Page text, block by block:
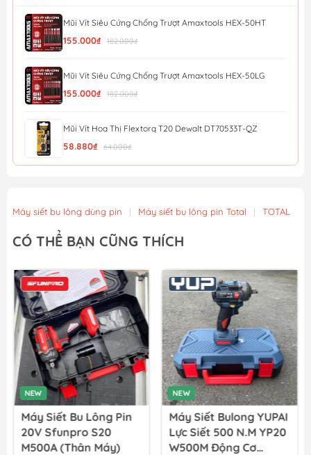
Mũi Vít Siêu Cứng Chống Trượt Amaxtools HEX-50HT
155.000₫ 182.000₫
Mũi Vít Siêu Cứng Chống Trượt Amaxtools HEX-50LG
155.000₫ 182.000₫
Mũi Vít Hoa Thị Flextorq T20 Dewalt DT70533T-QZ
58.880₫ 64.000₫
Mũi Vít Chống Trượt Amaxtools HEX-75CT
49.900₫
Mũi Vít Chống Trượt Amaxtools HEX-65CT
44.900₫
Máy siết bu lông dùng pin | Máy siết bu lông pin Total | TOTAL
CÓ THỂ BẠN CŨNG THÍCH
NEW
Máy Siết Bu Lông Pin
20V Sfunpro S20
M500A (thân Máy)
NEW
Máy Siết Bulong YUPAI
Lực Siết 500 N.M YP20
W500M Động Cơ